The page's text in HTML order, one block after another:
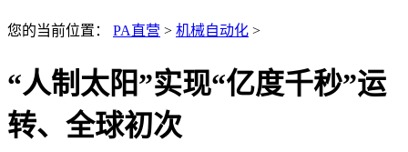
您的当前位置： PA直营 > 机械自动化 >
“人制太阳”实现“亿度千秒”运
转、全球初次